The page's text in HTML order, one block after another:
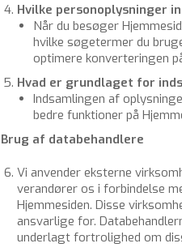
Hvil­ke per­so­nop­lys­nin­ger
Når du be­sø­ger
hvil­ke sø­ge­ter­mer du
op­ti­me­re kon­ver­te­rin­gen
Hvad er grund­la­get for
Ind­sam­lin­gen af
bed­re funk­tio­ner på
Brug af da­ta­be­hand­le­re
Vi an­ven­der ek­ster­ne
ve­ran­dø­rer os i for­bin­del­se
Hjem­mesi­den. Disse
ansvar­li­ge for.
un­der­lagt for­tro­lig­hed om